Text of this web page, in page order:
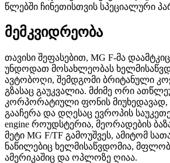
წლებში ჩინეთისთვის სპეციალური
მემკვიდრეობა
თავისი შეფასებით, MG F-მა
უნდოდათ მოსახლეობას
ავტობოღი, შემდგომი ბრიტანული
გზასაც გაუკვალია. მძიმე ორი
კორპორატიული ფონის მიუხედავად,
გააჩერა და დღესაც ევროპის
engine როუდსტერია, მეორადების
მეტი MG F/TF გამოუშვეს, ამიტომ
ნაწილებიც ხელმისაწვდომია,
ამერიკაშიც და ოპლოზე ღიაა.